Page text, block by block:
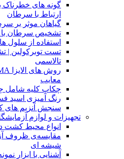
ارتباط با سرطان
گیاهان موثر بر
تشخیص سرطان با
استفاده از سلول
تست توبرکولین
تالاسمی
معایب
چکاپ کلیه شامل
رنگ آمیزی اسید
سنجش آنزیم های
تجهیزات و لوازم
انواع محیط کشت
مقایسه‌ی ظروف
شیشه ای
آشنایی با ابزار